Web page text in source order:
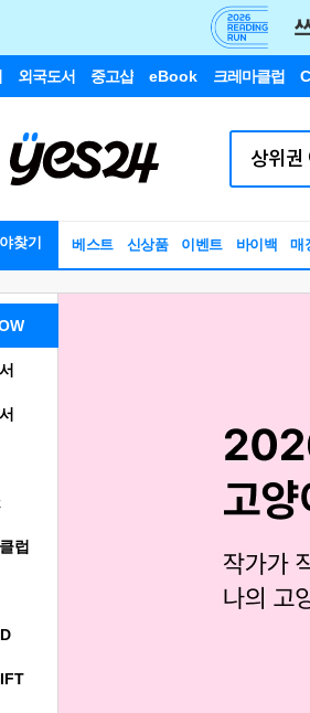
외국도서 중고샵 eBook 크레마클럽
찾기 베스트 신상품 이벤트 바이백 매
럽